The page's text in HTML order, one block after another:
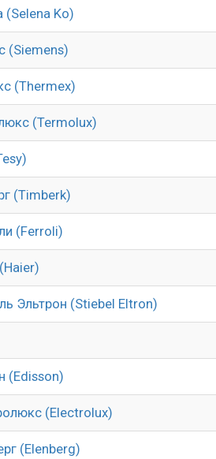
(Selena Ko)
(Siemens)
(Thermex)
(Termolux)
(Timberk)
(Ferroli)
Эльтрон (Stiebel Eltron)
(Edisson)
(Electrolux)
(Elenberg)